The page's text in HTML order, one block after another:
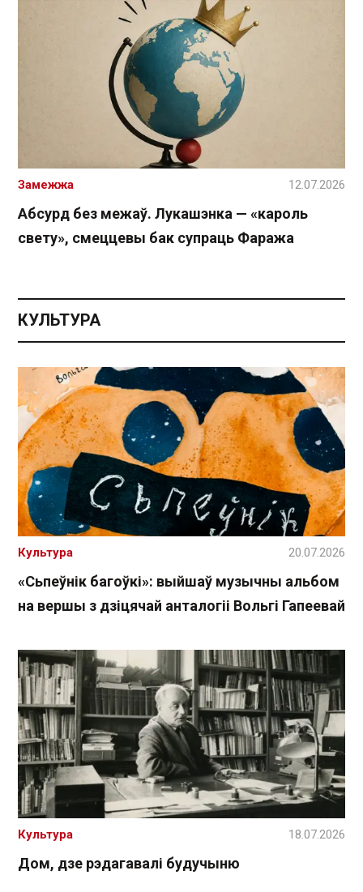
Абсурд без межаў. Лукашэнка — «кароль
свету», смеццевы бак супраць Фаража
Замежжа 12.07.2026
КУЛЬТУРА
«Сьпеўнік багоўкі»: выйшаў музычны альбом
на вершы з дзіцячай анталогіі Вольгі Гапеевай
Культура 20.07.2026
Дом, дзе рэдагавалі будучыню
Культура 18.07.2026